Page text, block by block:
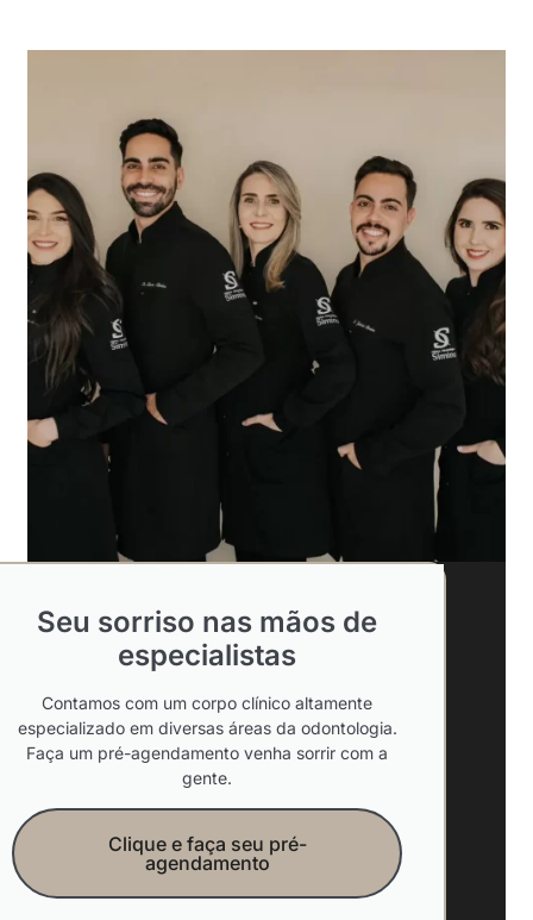
Seu sorriso nas mãos de
especialistas
Contamos com um corpo clínico altamente
especializado em diversas áreas da odontologia.
Faça um pré-agendamento venha sorrir com a
gente.
Clique e faça seu pré-
agendamento